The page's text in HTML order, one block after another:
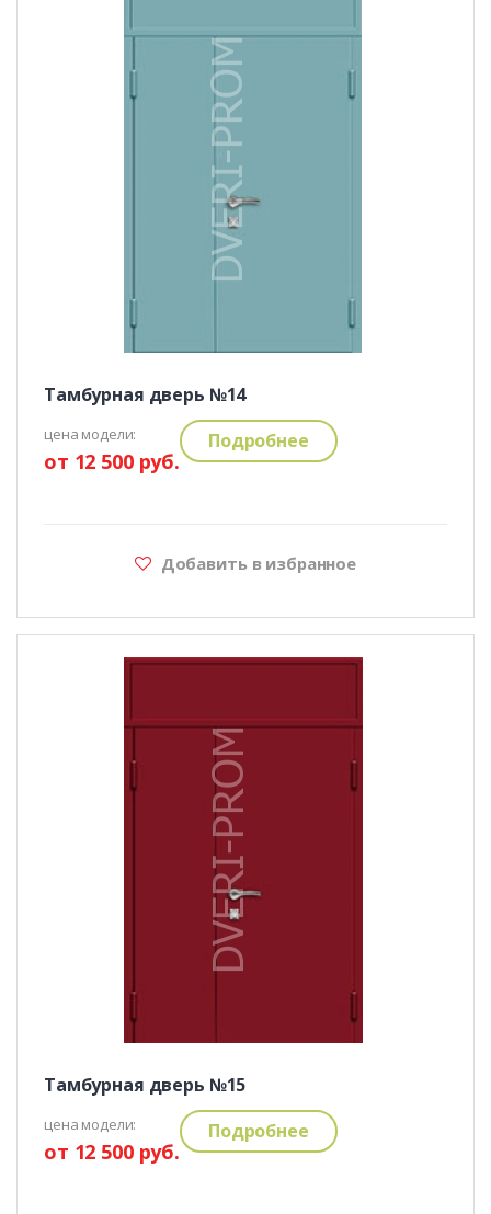
Тамбурная дверь №14
цена модели:
от 12 500 руб.
Подробнее
Добавить в избранное
Тамбурная дверь №15
цена модели:
от 12 500 руб.
Подробнее